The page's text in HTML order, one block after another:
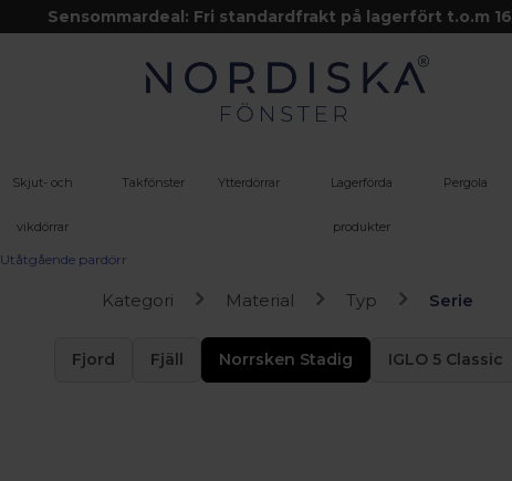
Sensommardeal: Fri standardfrakt på lagerfört t.o.m
Skjut- och
vikdörrar
Takfönster Ytterdörrar Lagerförda
produkter
Pergola
Utåtgående pardörr
Kategori Material Typ Serie
Fjord Fjäll Norrsken Stadig IGLO 5 Classic